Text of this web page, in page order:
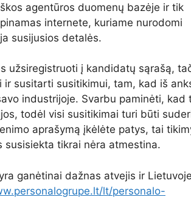
agentūros duomenų bazėje ir tik
internete, kuriame nurodomi
susijusios detalės.
užsiregistruoti į kandidatų sąrašą,
susitarti susitikimui, tam, kad iš
industrijoje. Svarbu paminėti, kad
todėl visi susitikimai turi būti
aprašymą įkėlėte patys, tai
tikrai nėra atmestina.
ganėtinai dažnas atvejis ir
lt/personalo-